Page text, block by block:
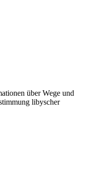
über Wege und
libyscher